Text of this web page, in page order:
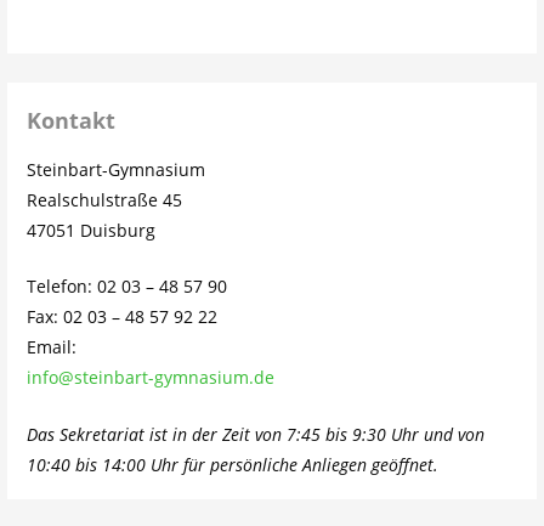
Kontakt
Steinbart-Gymnasium
Realschulstraße 45
47051 Duisburg
Telefon: 02 03 – 48 57 90
Fax: 02 03 – 48 57 92 22
Email:
info@steinbart-gymnasium.de
Das Sekretariat ist in der Zeit von 7:45 bis 9:30 Uhr und von
10:40 bis 14:00 Uhr für persönliche Anliegen geöffnet.